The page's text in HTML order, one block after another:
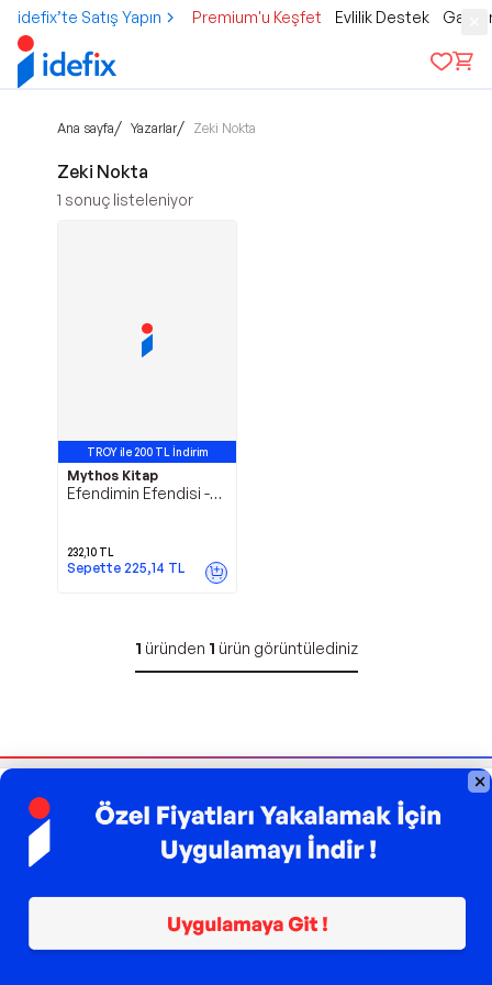
idefix’te Satış Yapın Premium'u Keşfet Evlilik Destek
Ana sayfa/ Yazarlar/ Zeki Nokta
Zeki Nokta
1 sonuç listeleniyor
TROY ile 200 TL İndirim
Mythos Kitap
Efendimin Efendisi -
232,10 TL
Sepette 225,14 TL
1 üründen 1 ürün görüntülediniz
Bizi Takip Edin